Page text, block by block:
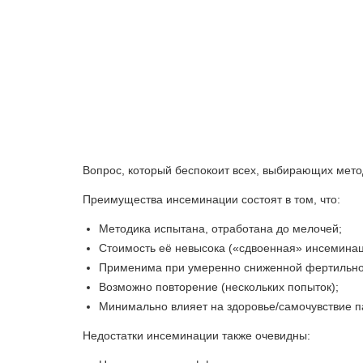
Вопрос, который беспокоит всех, выбирающих
Преимущества инсеминации состоят в том, что:
Методика испытана, отработана до мелочей;
Стоимость её невысока («сдвоенная»
Применима при умеренно сниженной
Возможно повторение (нескольких попыток);
Минимально влияет на здоровье/самочувствие
Недостатки инсеминации также очевидны: